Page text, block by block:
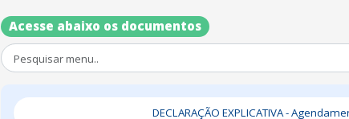
Acesse abaixo os documentos
DECLARAÇÃO EXPLICATIVA -